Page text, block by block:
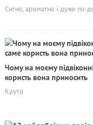
Ситно, ароматно і дуже по-
Чому на моєму
користь вона приносить
Круто